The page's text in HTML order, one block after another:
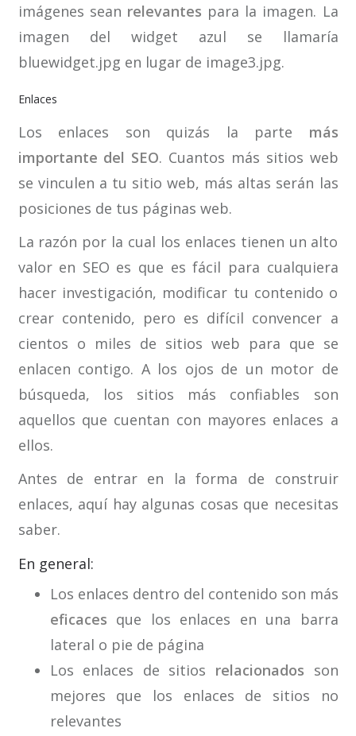
imágenes sean relevantes para la imagen. La
imagen del widget azul se llamaría
bluewidget.jpg en lugar de image3.jpg.
Enlaces
Los enlaces son quizás la parte más
importante del SEO. Cuantos más sitios web
se vinculen a tu sitio web, más altas serán las
posiciones de tus páginas web.
La razón por la cual los enlaces tienen un alto
valor en SEO es que es fácil para cualquiera
hacer investigación, modificar tu contenido o
crear contenido, pero es difícil convencer a
cientos o miles de sitios web para que se
enlacen contigo. A los ojos de un motor de
búsqueda, los sitios más confiables son
aquellos que cuentan con mayores enlaces a
ellos.
Antes de entrar en la forma de construir
enlaces, aquí hay algunas cosas que necesitas
saber.
En general:
Los enlaces dentro del contenido son más
eficaces que los enlaces en una barra
lateral o pie de página
Los enlaces de sitios relacionados son
mejores que los enlaces de sitios no
relevantes